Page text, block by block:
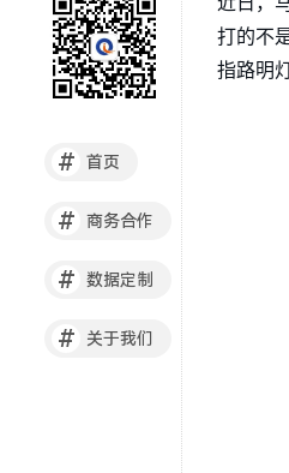
# 首页
# 商务合作
# 数据定制
# 关于我们
打的不
指路明